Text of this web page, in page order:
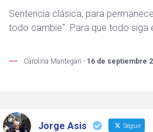
Sentencia clásica, para
todo cambie". Para que todo siga
Carolina Mantegari - 16 de septiembre
Jorge Asis Seguir